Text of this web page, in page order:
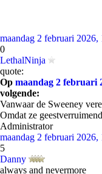
maandag 2 februari 2026,
0
LethalNinja
quote:
Op maandag 2 februari
volgende:
Vanwaar de Sweeney
Omdat ze
Administrator
maandag 2 februari 2026,
5
Danny
always and nevermore